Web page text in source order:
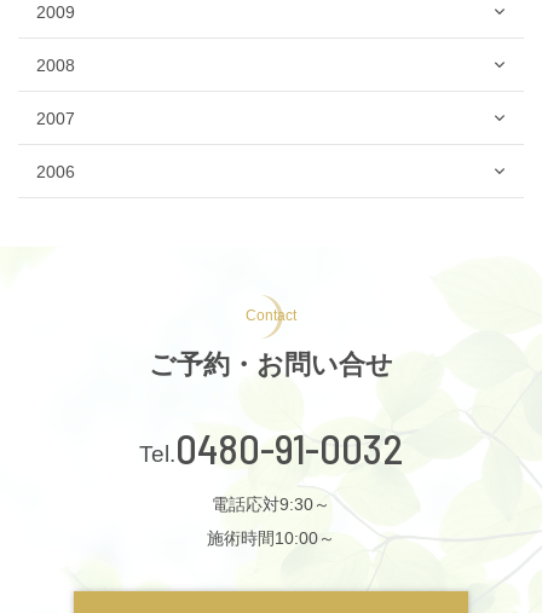
2009
2008
2007
2006
Contact
ご予約・お問い合せ
0480-91-0032
電話応対9:30～
施術時間10:00～